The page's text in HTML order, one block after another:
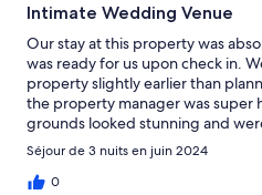
Intimate Wedding Venue
Our stay at this property was
was ready for us upon check in.
property slightly earlier than
the property manager was super
grounds looked stunning and
and overall wedding vision. I'd
space for an intimate wedding.
had our ceremony outside in the
Séjour de 3 nuits en juin 2024
0